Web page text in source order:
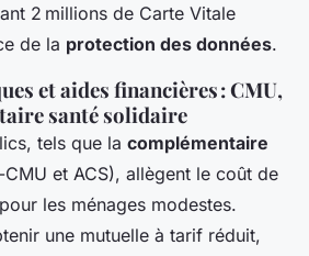
2 millions de Carte Vitale
de la protection des données.
et aides financières : CMU,
santé solidaire
tels que la complémentaire
CMU et ACS), allègent le coût de
les ménages modestes.
une mutuelle à tarif réduit,